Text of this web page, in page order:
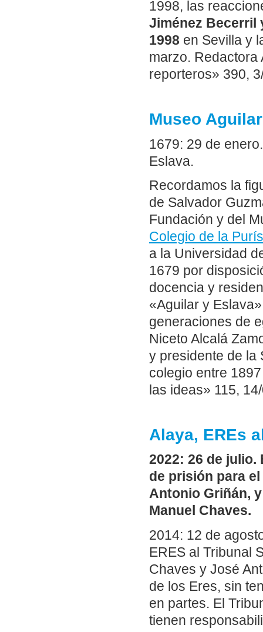
1998, las
Jiménez Becerril
1998 en Sevilla y
marzo. Redactora
reporteros» 390,
Museo
1679: 29 de
Eslava.
Recordamos la
de Salvador
Fundación y del
Colegio de la
a la Universidad
1679 por
docencia y
«Aguilar y
generaciones de
Niceto Alcalá
y presidente de la
colegio entre
las ideas» 115,
Alaya, EREs
2022: 26 de julio.
de prisión para
Antonio Griñán,
Manuel Chaves.
2014: 12 de
ERES al Tribunal
Chaves y José
de los Eres, sin
en partes. El
tienen